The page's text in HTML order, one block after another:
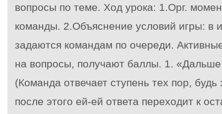
вопросы по теме. Ход урока: 1.Орг.
команды. 2.Объяснение условий игры: в
задаются командам по очереди.
на вопросы, получают баллы. 1.
(Команда отвечает ступень тех пор,
после этого ей-ей ответа переходит к